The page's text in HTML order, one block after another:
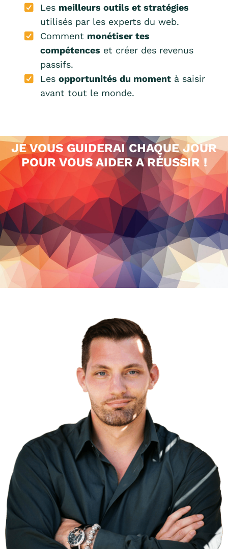
Les meilleurs outils et stratégies
utilisés par les experts du web.
Comment monétiser tes
compétences et créer des revenus
passifs.
Les opportunités du moment à saisir
avant tout le monde.
JE VOUS GUIDERAI CHAQUE JOUR
POUR VOUS AIDER A RÉUSSIR !